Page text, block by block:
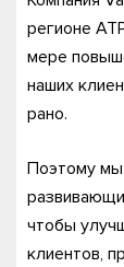
регионе
мере
наших
рано.
Поэтому
чтобы
клиентов,